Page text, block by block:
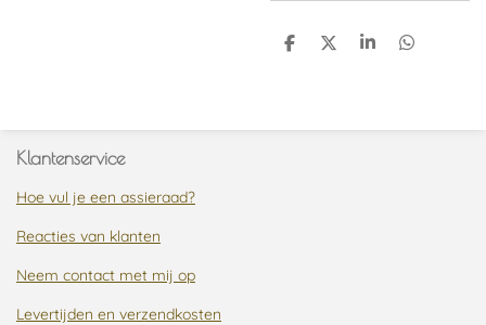
D
D
S
D
Klantenservice
Hoe vul je een assieraad?
Reacties van klanten
Neem contact met mij op
Levertijden en verzendkosten